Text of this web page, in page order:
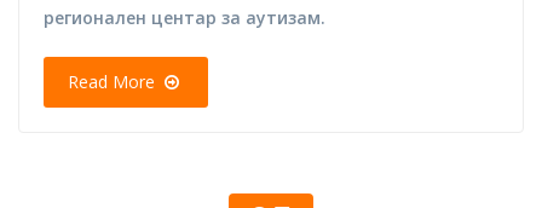
регионален центар за аутизам.
Read More